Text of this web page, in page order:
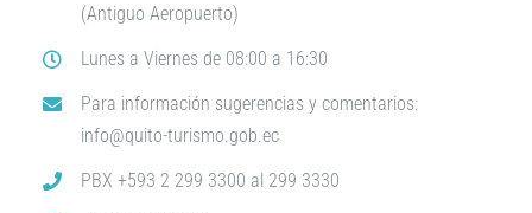
(Antiguo Aeropuerto)
Lunes a Viernes de 08:00 a 16:30
Para información sugerencias y comentarios:
info@quito-turismo.gob.ec
PBX +593 2 299 3300 al 299 3330